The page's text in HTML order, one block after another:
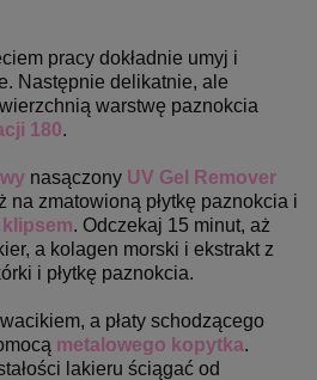
pracy dokładnie umyj i
Następnie delikatnie, ale
warstwę paznokcia
180.
nasączony UV Gel Remover
na zmatowioną płytkę paznokcia i
klipsem. Odczekaj 15 minut, aż
a kolagen morski i ekstrakt z
i płytkę paznokcia.
a płaty schodzącego
metalowego kopytka.
lakieru ściągać od